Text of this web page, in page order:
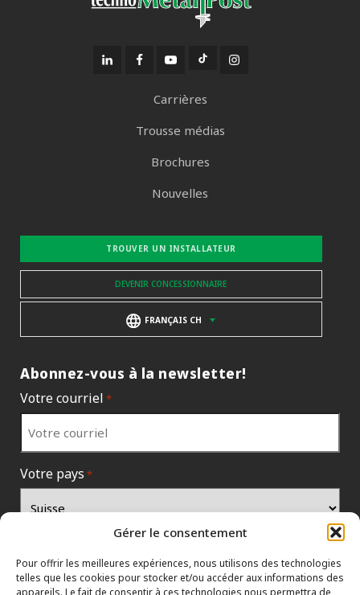
Gérer le consentement
Pour offrir les meilleures expériences, nous utilisons des technologies
telles que les cookies pour stocker et/ou accéder aux informations des
appareils. Le fait de consentir à ces technologies nous permettra de
Carrières
Trousse médias
Brochures
Nouvelles
TROUVER UN INSTALLATEUR
DEVENIR CONCESSIONNAIRE
FRANÇAIS CH
Abonnez-vous à la newsletter!
Votre courriel *
Votre pays *